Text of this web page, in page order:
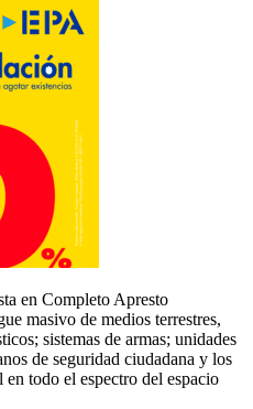
en Completo Apresto
masivo de medios terrestres,
sistemas de armas; unidades
de seguridad ciudadana y los
todo el espectro del espacio